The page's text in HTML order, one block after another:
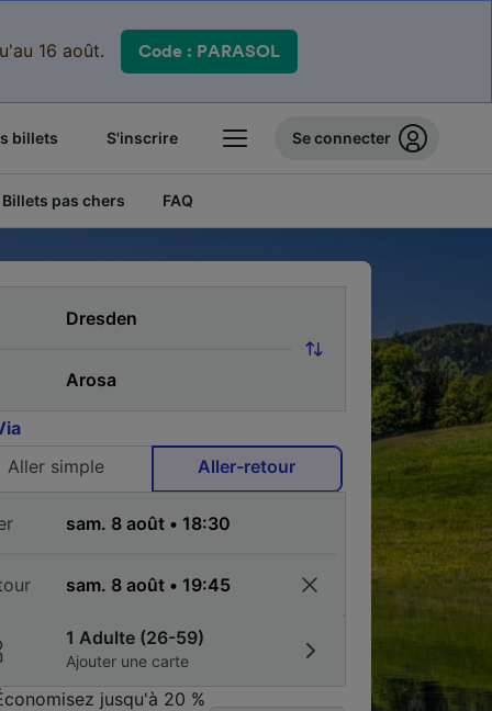
16 août. Code : PARASOL
billets S'inscrire Se connecter
Billets pas chers FAQ
Aller simple
Aller-retour
1 Adulte (26-59)
Ajouter une carte
jusqu'à 20 %